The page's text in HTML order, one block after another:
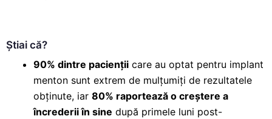
Știai că?
90% dintre paciențiicare au optat pentru implant
menton sunt extrem de mulțumiți de rezultatele
obținute, iar 80% raportează o creștere a
încrederii în sine după primele luni post-